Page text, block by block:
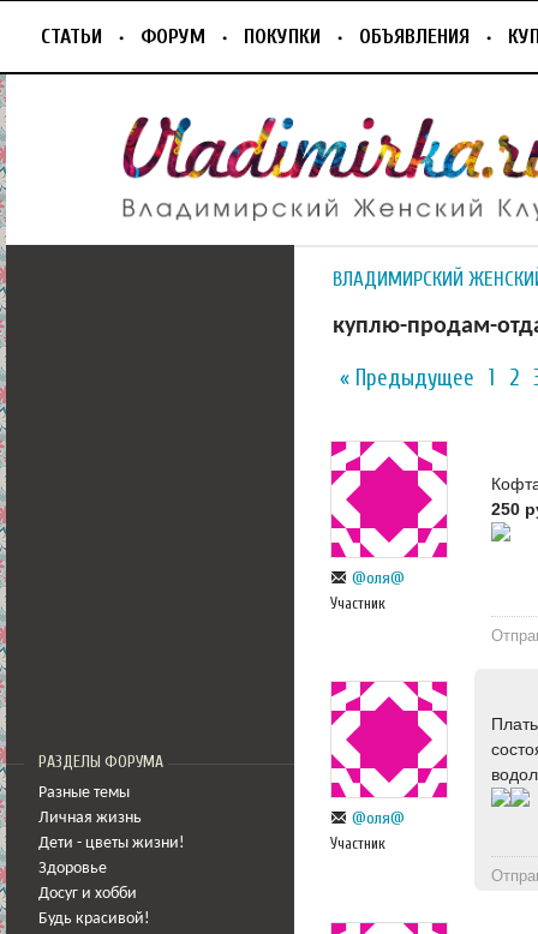
СТАТЬИ ФОРУМ ПОКУПКИ ОБЪЯВЛЕНИЯ
РАЗДЕЛЫ ФОРУМА
Разные темы
Личная жизнь
Дети - цветы жизни!
Здоровье
Досуг и хобби
Будь красивой!
ВЛАДИМИРСКИЙ
куплю-продам-
« Предыдущее 1 2
@оля@
Участник
250
@оля@
Участник